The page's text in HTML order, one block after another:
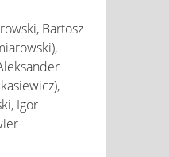
Bartosz
Igor